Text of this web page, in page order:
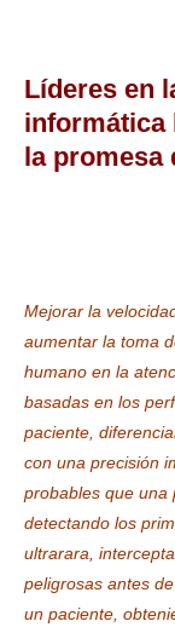
Líderes en
informática
la promesa
Mejorar la
aumentar la toma
humano en la
basadas en los
paciente,
con una precisión
probables que una
detectando los
ultrarara,
peligrosas antes
un paciente,